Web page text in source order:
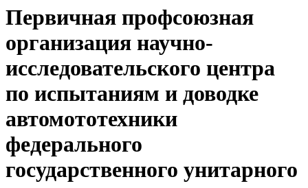
Первичная профсоюзная
организация научно-
исследовательского центра
по испытаниям и доводке
автомототехники
федерального
государственного унитарного